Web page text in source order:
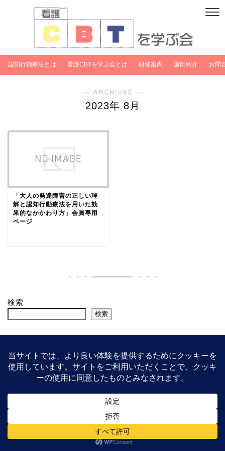
認知行動療法とは 看護CBTを学ぶ会とは 研修案内 講師紹介 お問
― ARCHIVES ―
2023年 8月
「大人の発達障害の正しい理
解と認知行動療法を用いた効
果的なかかわり方」会員専用
ページ
検索
検索
2026 看護CBTを学ぶ会